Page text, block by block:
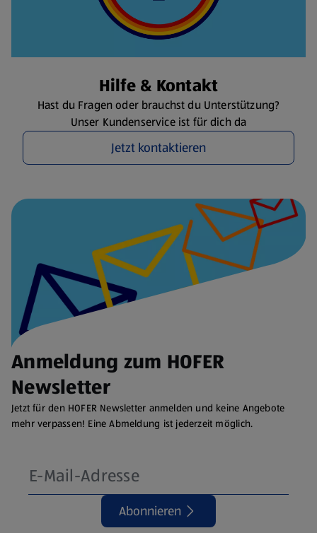
Hilfe & Kontakt
Hast du Fragen oder brauchst du Unterstützung?
Unser Kundenservice ist für dich da
Jetzt kontaktieren
Anmeldung zum HOFER
Newsletter
Jetzt für den HOFER Newsletter anmelden und keine Angebote
mehr verpassen! Eine Abmeldung ist jederzeit möglich.
Abonnieren